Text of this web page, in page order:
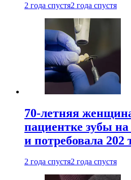
2 года спустя2 года спустя
70-летняя
пациентке зубы на
и потребовала
2 года спустя2 года спустя